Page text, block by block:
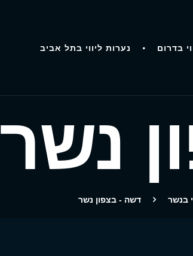
נערות ליווי בתל אביב בדרום
נשר
בנשר דשה - בצפון נשר